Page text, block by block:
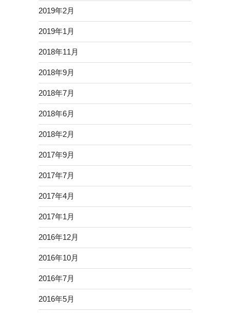
2019年2月
2019年1月
2018年11月
2018年9月
2018年7月
2018年6月
2018年2月
2017年9月
2017年7月
2017年4月
2017年1月
2016年12月
2016年10月
2016年7月
2016年5月